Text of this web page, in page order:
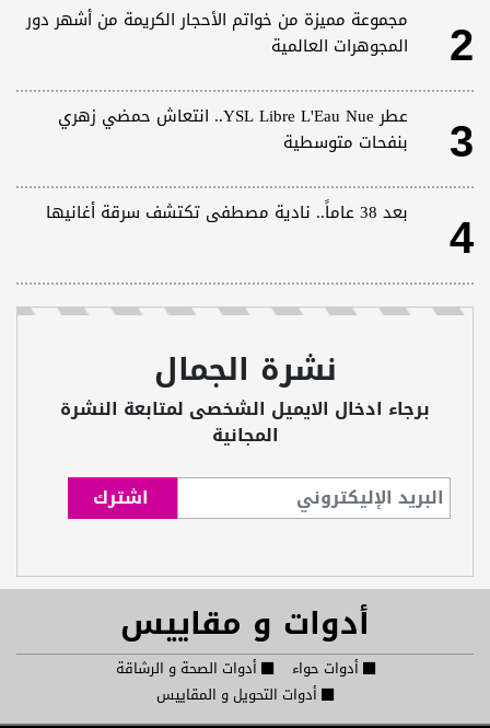
2
مجموعة مميزة من خواتم الأحجار الكريمة من أشهر دور
المجوهرات العالمية
3
عطر YSL Libre L'Eau Nue.. انتعاش حمضي زهري
بنفحات متوسطية
4 بعد 38 عاماً.. نادية مصطفى تكتشف سرقة أغانيها
نشرة الجمال
برجاء ادخال الايميل الشخصى لمتابعة النشرة
المجانية
أدوات و مقاييس
أدوات حواء
أدوات الصحة و الرشاقة
أدوات التحويل و المقاييس